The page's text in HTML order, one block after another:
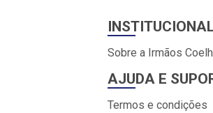
Sobre a Irmãos
AJUDA E
Termos e condições